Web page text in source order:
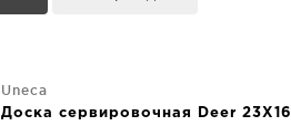
Uneca
Доска сервировочная Deer 23X16